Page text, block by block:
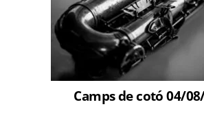
Camps de cotó 04/